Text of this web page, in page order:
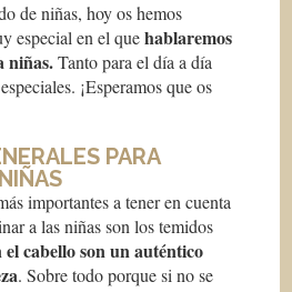
de niñas, hoy os hemos
especial en el quehablaremos
niñas.Tanto para el día a día
¡Esperamos que os
PARA
importantes a tener en cuenta
a las niñas son los temidos
el cabello son un auténtico
. Sobre todo porque si no se